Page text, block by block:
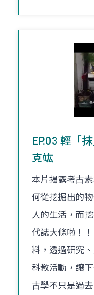
EP.03 輕「
克竑
本片揭露考古
何從挖掘出的
人的生活，而
代誌大條啦！
料，透過研究
科教活動，讓
古學不只是過